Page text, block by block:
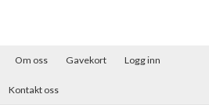
Om oss Gavekort Logg inn
Kontakt oss